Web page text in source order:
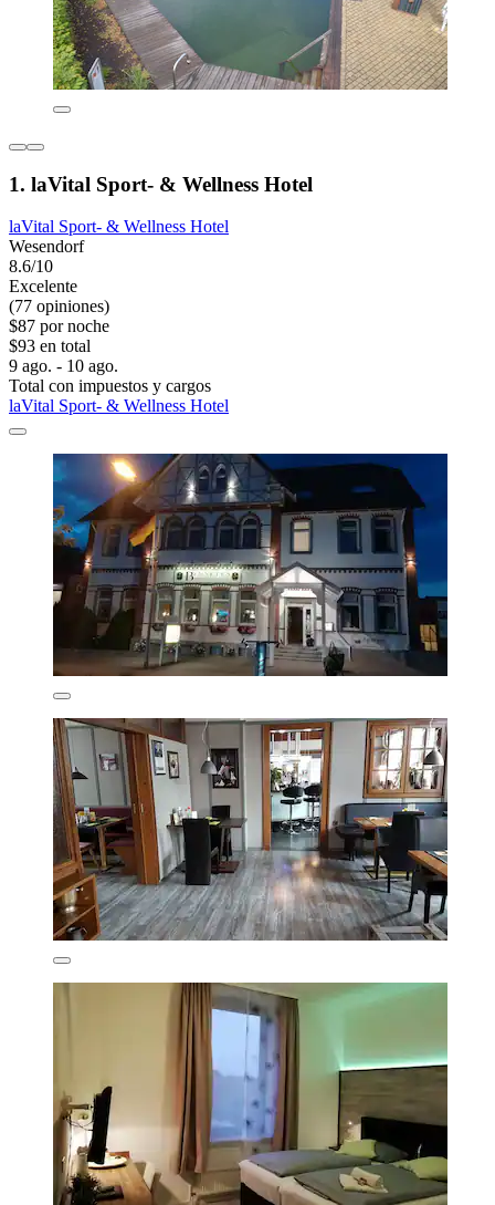
1. laVital Sport- & Wellness Hotel
laVital Sport- & Wellness Hotel
Wesendorf
8.6/10
Excelente
(77 opiniones)
$87 por noche
$93 en total
9 ago. - 10 ago.
Total con impuestos y cargos
laVital Sport- & Wellness Hotel